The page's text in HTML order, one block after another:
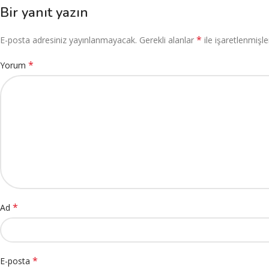
Bir yanıt yazın
E-posta adresiniz yayınlanmayacak. Gerekli alanlar * ile
Yorum *
Ad *
E-posta *